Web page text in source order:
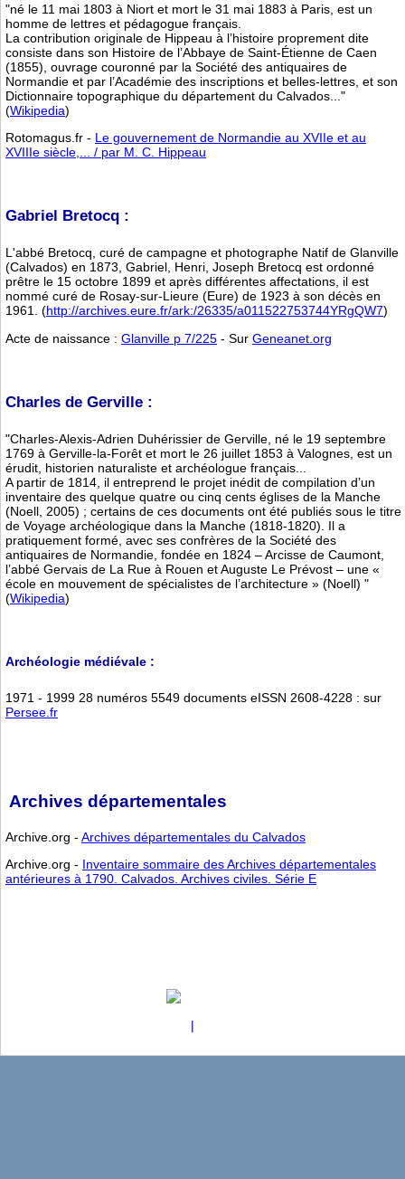
"né le 11 mai 1803 à Niort et mort le 31 mai 1883 à Paris, est un
homme de lettres et pédagogue français.
La contribution originale de Hippeau à l’histoire proprement dite
consiste dans son Histoire de l’Abbaye de Saint-Étienne de Caen
(1855), ouvrage couronné par la Société des antiquaires de
Normandie et par l’Académie des inscriptions et belles-lettres, et son
Dictionnaire topographique du département du Calvados..."
(Wikipedia)
Rotomagus.fr - Le gouvernement de Normandie au XVIIe et au
XVIIIe siècle,... / par M. C. Hippeau
Gabriel Bretocq :
L'abbé Bretocq, curé de campagne et photographe Natif de Glanville
(Calvados) en 1873, Gabriel, Henri, Joseph Bretocq est ordonné
prêtre le 15 octobre 1899 et après différentes affectations, il est
nommé curé de Rosay-sur-Lieure (Eure) de 1923 à son décès en
1961. (http://archives.eure.fr/ark:/26335/a011522753744YRgQW7)
Acte de naissance : Glanville p 7/225 - Sur Geneanet.org
Charles de Gerville :
"Charles-Alexis-Adrien Duhérissier de Gerville, né le 19 septembre
1769 à Gerville-la-Forêt et mort le 26 juillet 1853 à Valognes, est un
érudit, historien naturaliste et archéologue français...
A partir de 1814, il entreprend le projet inédit de compilation d’un
inventaire des quelque quatre ou cinq cents églises de la Manche
(Noell, 2005) ; certains de ces documents ont été publiés sous le titre
de Voyage archéologique dans la Manche (1818-1820). Il a
pratiquement formé, avec ses confrères de la Société des
antiquaires de Normandie, fondée en 1824 – Arcisse de Caumont,
l’abbé Gervais de La Rue à Rouen et Auguste Le Prévost – une «
école en mouvement de spécialistes de l’architecture » (Noell) "
(Wikipedia)
Archéologie médiévale :
1971 - 1999 28 numéros 5549 documents eISSN 2608-4228 : sur
Persee.fr
Archives départementales
Archive.org - Archives départementales du Calvados
Archive.org - Inventaire sommaire des Archives départementales
antérieures à 1790. Calvados. Archives civiles. Série E
|